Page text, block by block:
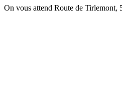
On vous attend Route de Tirlemont,